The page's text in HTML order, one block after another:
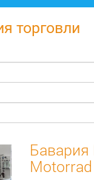
торговли
Motorrad